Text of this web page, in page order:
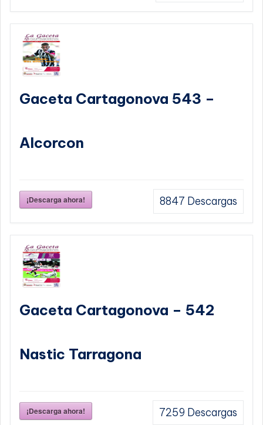
Gaceta Cartagonova 543 –
Alcorcon
¡Descarga ahora! 8847 Descargas
Gaceta Cartagonova – 542
Nastic Tarragona
¡Descarga ahora! 7259 Descargas